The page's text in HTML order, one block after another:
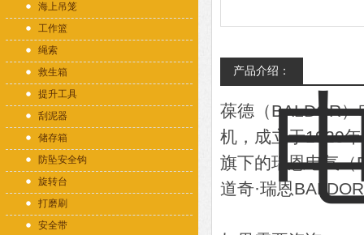
海上吊笼
工作篮
绳索
救生箱
提升工具
刮泥器
储存箱
防坠安全钩
旋转台
打磨刷
安全带
产品介绍：
葆德（BALDOR
机，成立于1920
旗下的瑞恩电气（
道奇·瑞恩